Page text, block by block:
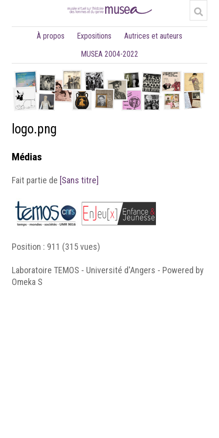
À propos Expositions
Autrices et auteurs
MUSEA 2004-2022
logo.png
Médias
Fait partie de [Sans titre]
Position : 911 (315vues)
Laboratoire TEMOS - Université d'Angers - Powered by
Omeka S